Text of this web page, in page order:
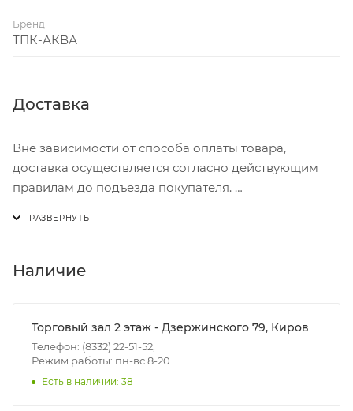
Бренд
ТПК-АКВА
Доставка
Вне зависимости от способа оплаты товара,
доставка осуществляется согласно действующим
правилам до подъезда покупателя.
В субботу с 8:00 до 15:00
- зоны доставки;
- веса и габаритов товаров в заказе;
- количества торговых точек для погрузки товаров.
Наличие
Торговый зал 2 этаж - Дзержинского 79, Киров
Телефон: (8332) 22-51-52,
Режим работы: пн-вс 8-20
Есть в наличии: 38